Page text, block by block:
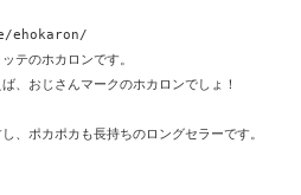
テのホカロンです。
、おじさんマークのホカロンでしょ！
、ポカポカも長持ちのロングセラーです。